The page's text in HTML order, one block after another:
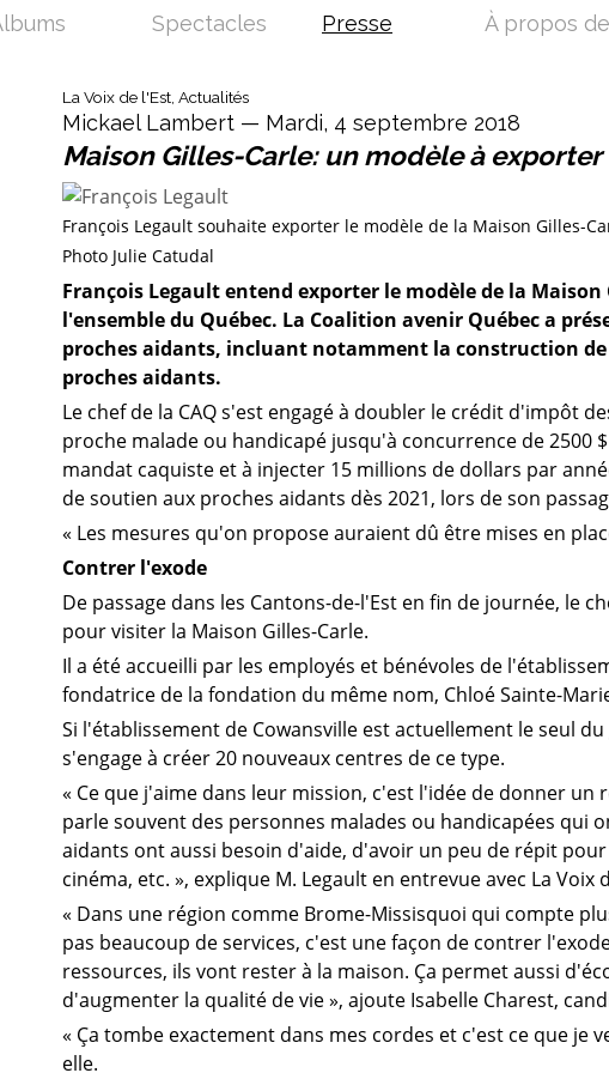
La Voix de l'Est, Actualités
Mickael Lambert — Mardi, 4 septembre 2018
Maison Gilles-Carle: un modèle à exporter
François Legault souhaite exporter le modèle de la Maison Gilles-
Photo Julie Catudal
François Legault entend exporter le modèle de la Maison
l'ensemble du Québec. La Coalition avenir Québec a
proches aidants, incluant notamment la construction
proches aidants.
Le chef de la CAQ s'est engagé à doubler le crédit d'impôt
proche malade ou handicapé jusqu'à concurrence de 2500
mandat caquiste et à injecter 15 millions de dollars par
de soutien aux proches aidants dès 2021, lors de son
« Les mesures qu'on propose auraient dû être mises en
Contrer l'exode
De passage dans les Cantons-de-l'Est en fin de journée, le
pour visiter la Maison Gilles-Carle.
Il a été accueilli par les employés et bénévoles de
fondatrice de la fondation du même nom, Chloé Sainte-
Si l'établissement de Cowansville est actuellement le seul
s'engage à créer 20 nouveaux centres de ce type.
« Ce que j'aime dans leur mission, c'est l'idée de donner
parle souvent des personnes malades ou handicapées qui
aidants ont aussi besoin d'aide, d'avoir un peu de répit
cinéma, etc. », explique M. Legault en entrevue avec La Voix
« Dans une région comme Brome-Missisquoi qui compte
pas beaucoup de services, c'est une façon de contrer
ressources, ils vont rester à la maison. Ça permet aussi
d'augmenter la qualité de vie », ajoute Isabelle Charest,
« Ça tombe exactement dans mes cordes et c'est ce que je
elle.
Spectacles Presse À propos